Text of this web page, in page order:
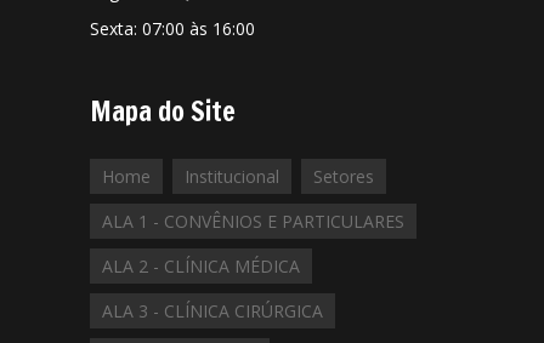
Sexta: 07:00 às 16:00
Mapa do Site
Home Institucional
Setores
ALA 1 - CONVÊNIOS E PARTICULARES
ALA 2 - CLÍNICA MÉDICA
ALA 3 - CLÍNICA CIRÚRGICA